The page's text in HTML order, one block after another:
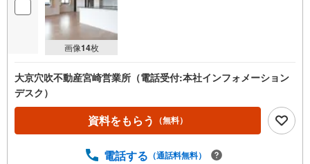
画像14枚
大京穴吹不動産宮崎営業所（電話受付:本社インフォメーション
デスク）
資料をもらう （無料）
電話する （通話料無料）